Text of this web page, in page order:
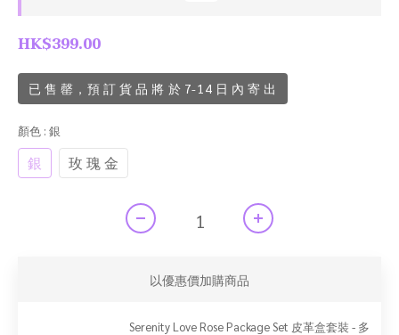
HK$399.00
已 售 罄，預 訂 貨 品 將 於 7-14 日 內 寄 出
顏色 : 銀
銀 玫 瑰 金
以優惠價加購商品
Serenity Love Rose Package Set 皮革盒套裝 - 多